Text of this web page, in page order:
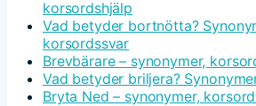
korsordshjälp
Vad betyder bortnötta?
korsordssvar
Brevbärare – synonymer,
Vad betyder briljera?
Bryta Ned – synonymer,